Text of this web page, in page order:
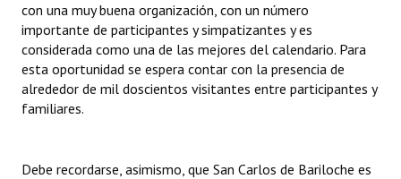
Premio al Mérito - Registro
Audiencias Públicas - Registro
Mujeres que Dejaron Huellas - Registro
Ciudadano Ilustre - Registro
con una muy buena organización, con un número
importante de participantes y simpatizantes y es
considerada como una de las mejores del calendario. Para
esta oportunidad se espera contar con la presencia de
alrededor de mil doscientos visitantes entre participantes y
familiares.
Debe recordarse, asimismo, que San Carlos de Bariloche es